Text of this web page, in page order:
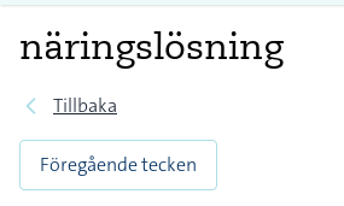
näringslösning
Tillbaka
Föregående tecken